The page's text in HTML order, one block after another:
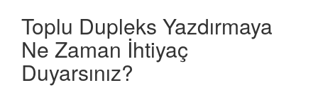
Toplu Dupleks Yazdırmaya
Ne Zaman İhtiyaç
Duyarsınız?